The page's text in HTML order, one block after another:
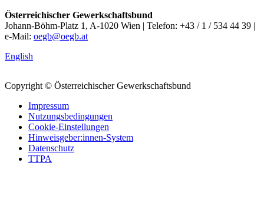
Österreichischer Gewerkschaftsbund
Johann-Böhm-Platz 1, A-1020 Wien | Telefon: +43 / 1 / 534 44 39 |
e-Mail: oegb@oegb.at
English
Copyright © Österreichischer Gewerkschaftsbund
Impressum
Nutzungsbedingungen
Cookie-Einstellungen
Hinweisgeber:innen-System
Datenschutz
TTPA